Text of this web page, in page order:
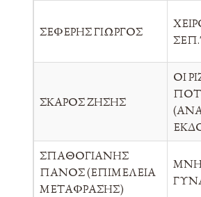
ΣΕΦΕΡΗΣ ΓΙΩΡΓΟΣ
ΣΚΑΡΟΣ ΖΗΣΗΣ
ΟΙ
ΣΠΑΘΟΓΙΑΝΗΣ
ΠΑΝΟΣ (ΕΠΙΜΕΛΕΙΑ
ΜΕΤΑΦΡΑΣΗΣ)